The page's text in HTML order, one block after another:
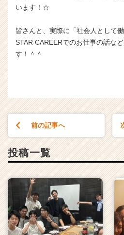
います！☆
皆さんと、実際に「社会人として
STAR CAREERでのお仕事の話な
す！＾＾
前の記事へ
投稿一覧